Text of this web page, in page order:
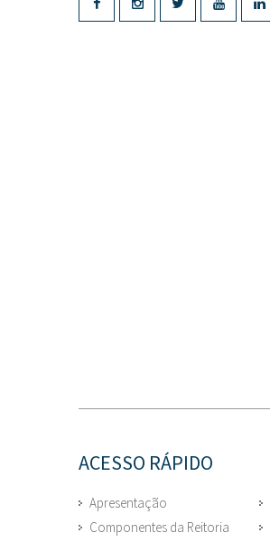
ACESSO RÁPIDO
Apresentação
Componentes da Reitoria